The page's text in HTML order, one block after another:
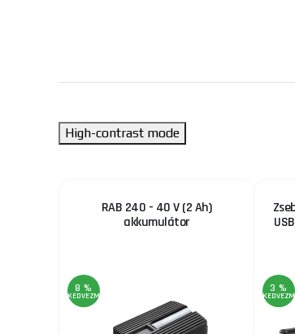
High-contrast mode
RAB 240 - 40 V (2 Ah)
akkumulátor
8 %
KEDVEZMÉNY
3 %